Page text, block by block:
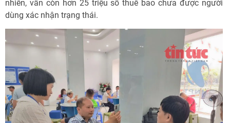
nhiên, vẫn còn hơn 25 triệu số thuê bao chưa được người
dùng xác nhận trạng thái.